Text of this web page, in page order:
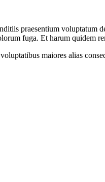
praesentium
fuga. Et harum quidem
maiores alias